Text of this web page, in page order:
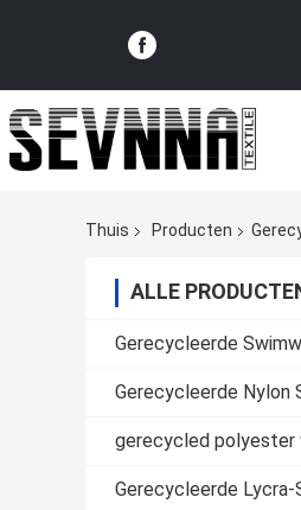
Thuis Producten
ALLE
Gerecycleerde
Gerecycleerde Nylon
gerecycled polyester
Gerecycleerde